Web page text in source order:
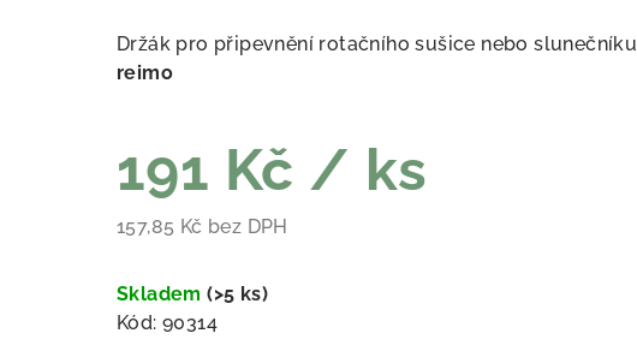
Držák pro připevnění rotačního sušice nebo slunečníku
reimo
191 Kč / ks
157,85 Kč bez DPH
Skladem(>5 ks)
Kód: 90314